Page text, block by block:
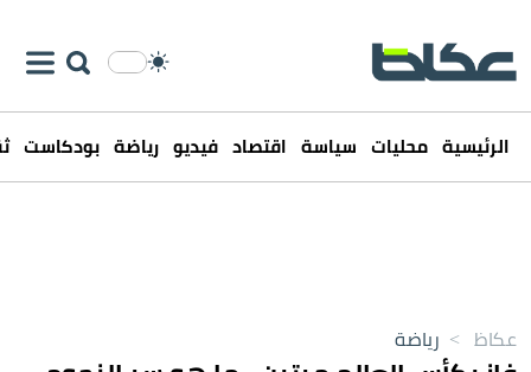
الرئيسية محليات سياسة اقتصاد فيديو رياضة بودكاست
عكاظ > رياضة